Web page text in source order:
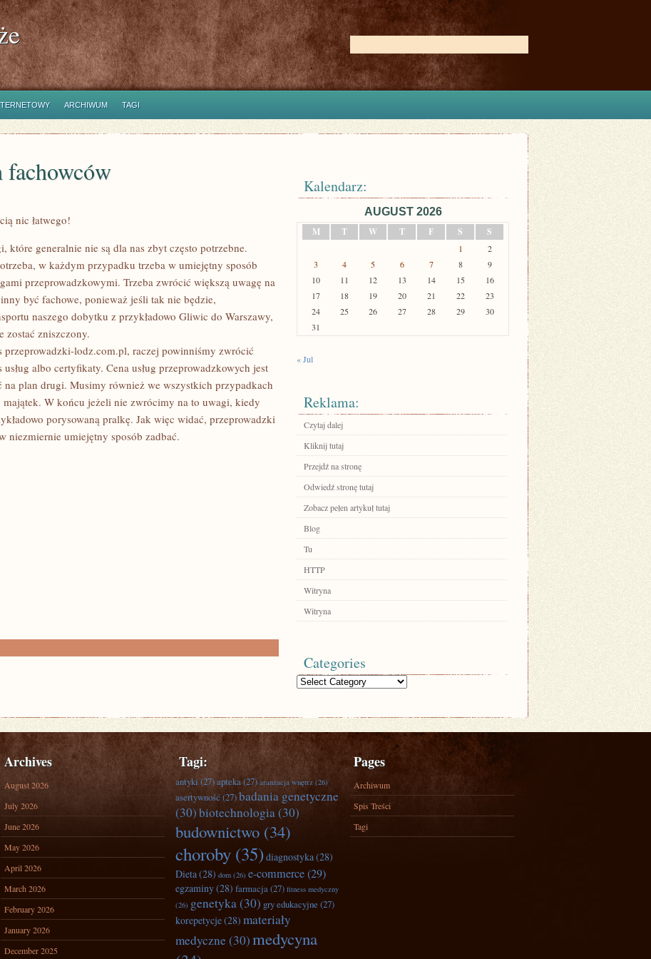
ARCHIWUM TAGI
fachowców
nic łatwego!
które generalnie nie są dla nas zbyt często potrzebne.
w każdym przypadku trzeba w umiejętny sposób
przeprowadzkowymi. Trzeba zwrócić większą uwagę na
być fachowe, ponieważ jeśli tak nie będzie,
naszego dobytku z przykładowo Gliwic do Warszawy,
zostać zniszczony.
lodz.com.pl, raczej powinniśmy zwrócić
albo certyfikaty. Cena usług przeprowadzkowych jest
na plan drugi. Musimy również we wszystkich przypadkach
W końcu jeżeli nie zwrócimy na to uwagi, kiedy
porysowaną pralkę. Jak więc widać, przeprowadzki
niezmiernie umiejętny sposób zadbać.
Kalendarz:
AUGUST 2026
M
T W T F S S
1
2
3
4 5 6 7 8
9
10
11 12 13 14 15
16
17
18 19 20 21 22
23
24
25 26 27 28 29
30
31
« Jul
Reklama:
Czytaj dalej
Kliknij tutaj
Przejdź na stronę
Odwiedź stronę tutaj
Zobacz pełen artykuł tutaj
Blog
Tu
HTTP
Witryna
Witryna
Categories
Categories
Archives
August 2026
July 2026
June 2026
May 2026
April 2026
March 2026
February 2026
January 2026
December 2025
Tagi:
antyki(27)apteka(27) aranżacja wnętrz (26)
asertywność (27)badania genetyczne
(30)biotechnologia(30)
budownictwo (34)
choroby (35) diagnostyka(28)
Dieta(28) dom (26) e-commerce(29)
egzaminy(28) farmacja(27) fitness medyczny
(26) genetyka(30) gry edukacyjne (27)
korepetycje(28) materiały
medyczne (30)medycyna
Pages
Archiwum
Spis Treści
Tagi